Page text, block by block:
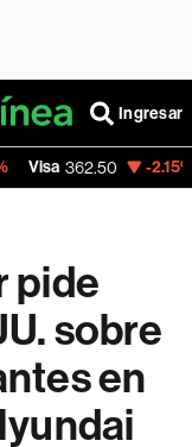
Ingresar
-2.15%
pide
sobre
en